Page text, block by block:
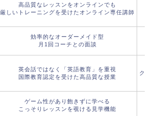
高品質なレッスンをオンラインでも
厳しいトレーニングを受けたオンライン専任講師
効率的なオーダーメイド型
月1回コーチとの面談
英会話ではなく「英語教育」を重視
国際教育認定を受けた高品質な授業
クー
ゲーム性があり飽きずに学べる
こっそりレッスンを覗ける見学機能